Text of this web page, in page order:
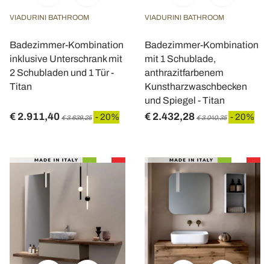
VIADURINI BATHROOM
Badezimmer-Kombination
inklusive Unterschrank mit
2 Schubladen und 1 Tür -
Titan
€ 2.911,40 € 3.639,25 - 20%
VIADURINI BATHROOM
Badezimmer-Kombination
mit 1 Schublade,
anthrazitfarbenem
Kunstharzwaschbecken
und Spiegel - Titan
€ 2.432,28 € 3.040,35 - 20%